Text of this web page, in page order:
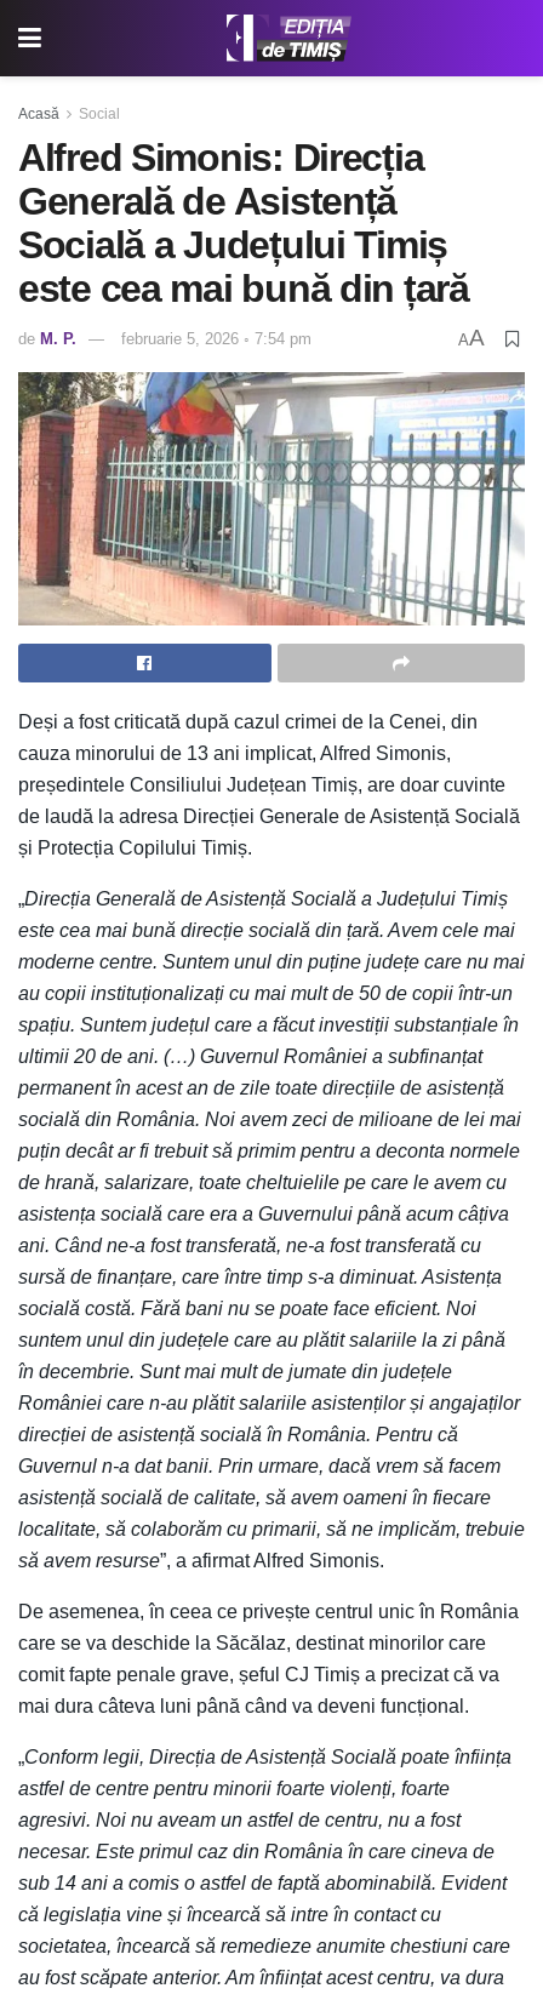
Acasă Social
Alfred Simonis: Direcția
Generală de Asistență
Socială a Județului Timiș
este cea mai bună din țară
de M. P. februarie 5, 2026 ◦ 7:54 pm AA
Deși a fost criticată după cazul crimei de la Cenei, din
cauza minorului de 13 ani implicat, Alfred Simonis,
președintele Consiliului Județean Timiș, are doar cuvinte
de laudă la adresa Direcției Generale de Asistență Socială
și Protecția Copilului Timiș.
„Direcția Generală de Asistență Socială a Județului Timiș
este cea mai bună direcție socială din țară. Avem cele mai
moderne centre. Suntem unul din puține județe care nu mai
au copii instituționalizați cu mai mult de 50 de copii într-un
spațiu. Suntem județul care a făcut investiții substanțiale în
ultimii 20 de ani. (…) Guvernul României a subfinanțat
permanent în acest an de zile toate direcțiile de asistență
socială din România. Noi avem zeci de milioane de lei mai
puțin decât ar fi trebuit să primim pentru a deconta normele
de hrană, salarizare, toate cheltuielile pe care le avem cu
asistența socială care era a Guvernului până acum câțiva
ani. Când ne-a fost transferată, ne-a fost transferată cu
sursă de finanțare, care între timp s-a diminuat. Asistența
socială costă. Fără bani nu se poate face eficient. Noi
suntem unul din județele care au plătit salariile la zi până
în decembrie. Sunt mai mult de jumate din județele
României care n-au plătit salariile asistenților și angajaților
direcției de asistență socială în România. Pentru că
Guvernul n-a dat banii. Prin urmare, dacă vrem să facem
asistență socială de calitate, să avem oameni în fiecare
localitate, să colaborăm cu primarii, să ne implicăm, trebuie
să avem resurse”, a afirmat Alfred Simonis.
De asemenea, în ceea ce privește centrul unic în România
care se va deschide la Săcălaz, destinat minorilor care
comit fapte penale grave, șeful CJ Timiș a precizat că va
mai dura câteva luni până când va deveni funcțional.
„Conform legii, Direcția de Asistență Socială poate înființa
astfel de centre pentru minorii foarte violenți, foarte
agresivi. Noi nu aveam un astfel de centru, nu a fost
necesar. Este primul caz din România în care cineva de
sub 14 ani a comis o astfel de faptă abominabilă. Evident
că legislația vine și încearcă să intre în contact cu
societatea, încearcă să remedieze anumite chestiuni care
au fost scăpate anterior. Am înființat acest centru, va dura